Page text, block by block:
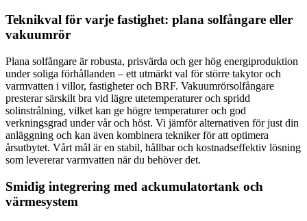
Teknikval för varje fastighet: plana solfångare eller
vakuumrör
Plana solfångare är robusta, prisvärda och ger hög energiproduktion
under soliga förhållanden – ett utmärkt val för större takytor och
varmvatten i villor, fastigheter och BRF. Vakuumrörsolfångare
presterar särskilt bra vid lägre utetemperaturer och spridd
solinstrålning, vilket kan ge högre temperaturer och god
verkningsgrad under vår och höst. Vi jämför alternativen för just din
anläggning och kan även kombinera tekniker för att optimera
årsutbytet. Vårt mål är en stabil, hållbar och kostnadseffektiv lösning
som levererar varmvatten när du behöver det.
Smidig integrering med ackumulatortank och
värmesystem